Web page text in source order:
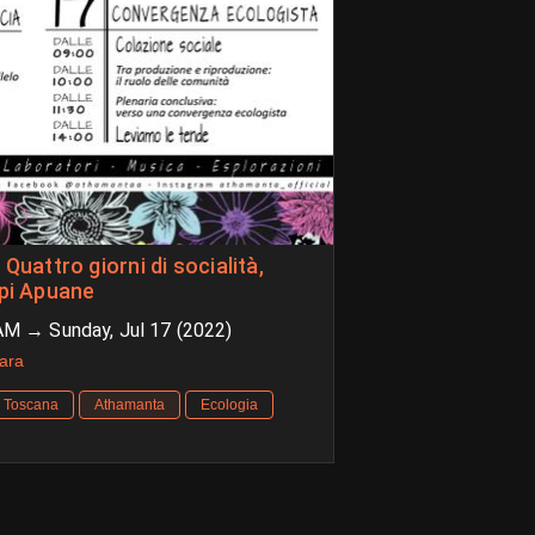
Apuane
→ Sunday, Jul 17 (2022)
Athamanta Ecologia